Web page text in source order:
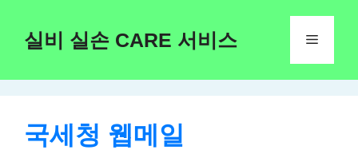
content
실비 실손 CARE 서비스 Menu
국세청 웹메일